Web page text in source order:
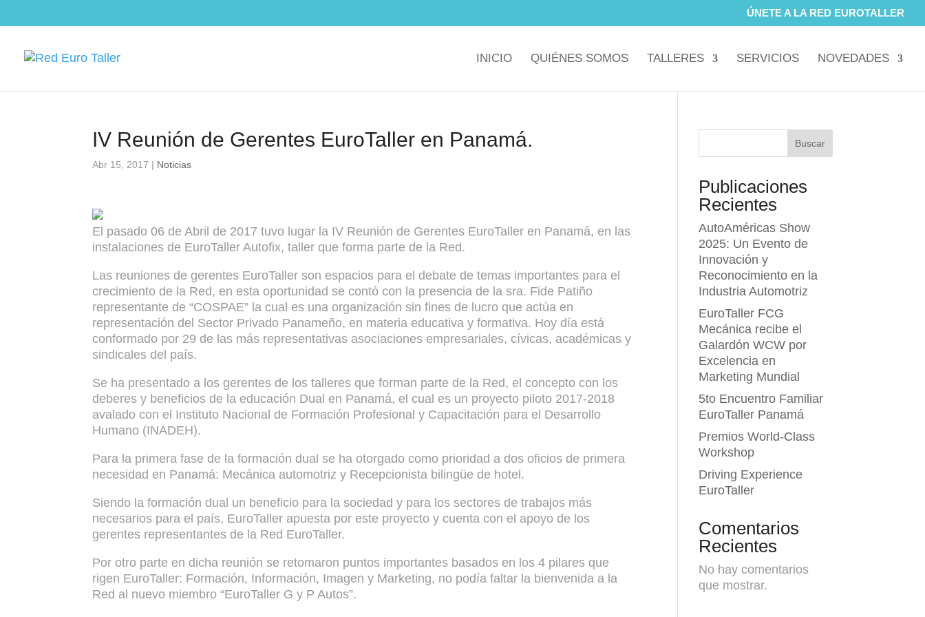
ÚNETE A LA RED EUROTALLER
INICIO QUIÉNES SOMOS TALLERES SERVICIOS NOVEDADES
IV Reunión de Gerentes EuroTaller en Panamá.
Abr 15, 2017 | Noticias
El pasado 06 de Abril de 2017 tuvo lugar la IV Reunión de Gerentes EuroTaller en Panamá, en las
instalaciones de EuroTaller Autofix, taller que forma parte de la Red.
Las reuniones de gerentes EuroTaller son espacios para el debate de temas importantes para el
crecimiento de la Red, en esta oportunidad se contó con la presencia de la sra. Fide Patiño
representante de “COSPAE” la cual es una organización sin fines de lucro que actúa en
representación del Sector Privado Panameño, en materia educativa y formativa. Hoy día está
conformado por 29 de las más representativas asociaciones empresariales, cívicas, académicas y
sindicales del país.
Se ha presentado a los gerentes de los talleres que forman parte de la Red, el concepto con los
deberes y beneficios de la educación Dual en Panamá, el cual es un proyecto piloto 2017-2018
avalado con el Instituto Nacional de Formación Profesional y Capacitación para el Desarrollo
Humano (INADEH).
Para la primera fase de la formación dual se ha otorgado como prioridad a dos oficios de primera
necesidad en Panamá: Mecánica automotriz y Recepcionista bilingüe de hotel.
Siendo la formación dual un beneficio para la sociedad y para los sectores de trabajos más
necesarios para el país, EuroTaller apuesta por este proyecto y cuenta con el apoyo de los
gerentes representantes de la Red EuroTaller.
Por otro parte en dicha reunión se retomaron puntos importantes basados en los 4 pilares que
rigen EuroTaller: Formación, Información, Imagen y Marketing, no podía faltar la bienvenida a la
Red al nuevo miembro “EuroTaller G y P Autos”.
Buscar
Publicaciones
Recientes
AutoAméricas Show
2025: Un Evento de
Innovación y
Reconocimiento en la
Industria Automotriz
EuroTaller FCG
Mecánica recibe el
Galardón WCW por
Excelencia en
Marketing Mundial
5to Encuentro Familiar
EuroTaller Panamá
Premios World-Class
Workshop
Driving Experience
EuroTaller
Comentarios
Recientes
No hay comentarios
que mostrar.